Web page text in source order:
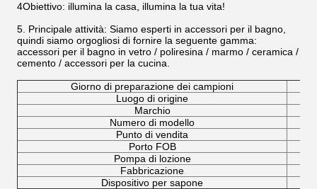
4Obiettivo: illumina la casa, illumina la tua vita!
5. Principale attività: Siamo esperti in accessori per il bagno,
quindi siamo orgogliosi di fornire la seguente gamma:
accessori per il bagno in vetro / poliresina / marmo / ceramica /
cemento / accessori per la cucina.
Giorno di preparazione dei campioni
Luogo di origine
Marchio
Numero di modello
Punto di vendita
Porto FOB
Pompa di lozione
Fabbricazione
Dispositivo per sapone